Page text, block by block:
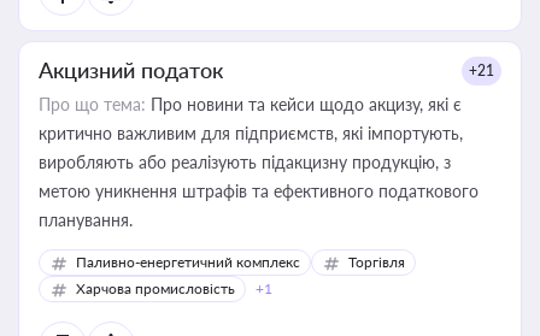
Акцизний податок +21
Про що тема: Про новини та кейси щодо акцизу, які є
критично важливим для підприємств, які імпортують,
виробляють або реалізують підакцизну продукцію, з
метою уникнення штрафів та ефективного податкового
планування.
Паливно-енергетичний комплекс
Торгівля
Харчова промисловість
+1